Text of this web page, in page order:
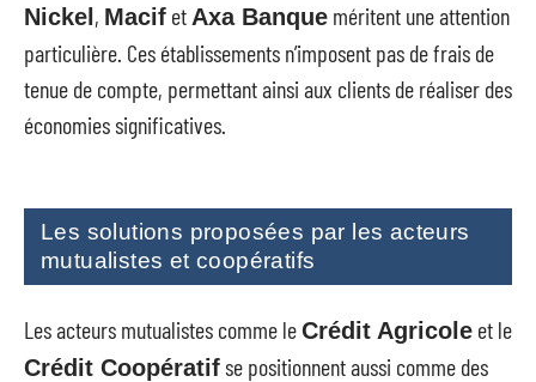
Nickel , Macif et Axa Banque méritent une attention
particulière. Ces établissements n’imposent pas de frais de
tenue de compte, permettant ainsi aux clients de réaliser des
économies significatives.
Les solutions proposées par les acteurs
mutualistes et coopératifs
Les acteurs mutualistes comme leCrédit Agricole et le
Crédit Coopératifse positionnent aussi comme des